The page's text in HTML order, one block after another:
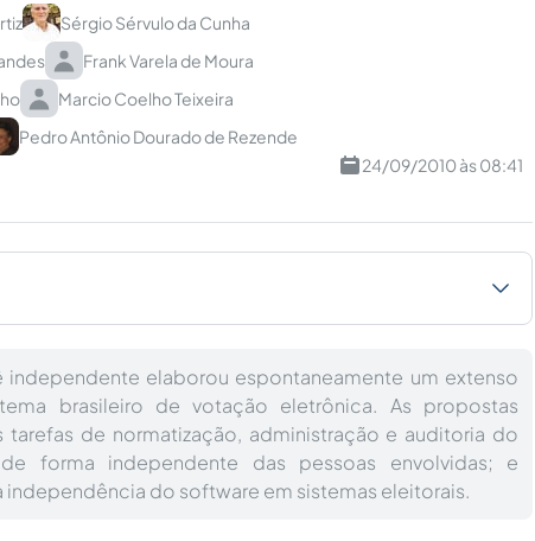
Sérgio Sérvulo da Cunha
Frank Varela de Moura
Marcio Coelho Teixeira
Pedro Antônio Dourado de Rezende
24/09/2010 às 08:41
elaborou espontaneamente um extenso
brasileiro de votação eletrônica. As propostas
tarefas de normatização, administração e auditoria do
forma independente das pessoas envolvidas; e
do software em sistemas eleitorais.